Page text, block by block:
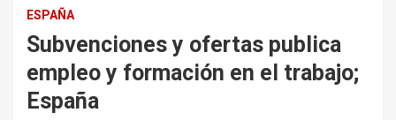
ESPAÑA
Subvenciones y ofertas publica
empleo y formación en el trabajo;
España